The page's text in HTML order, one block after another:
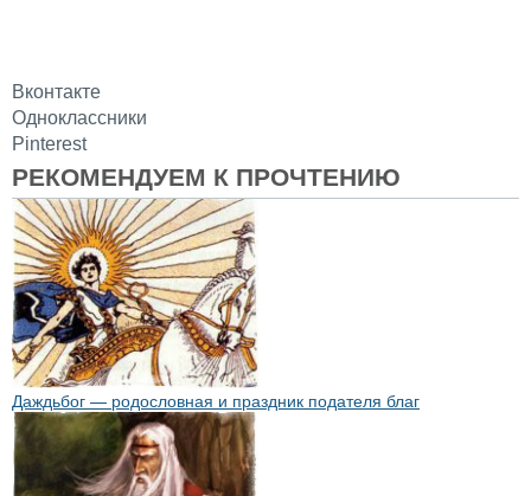
Вконтакте
Одноклассники
Pinterest
РЕКОМЕНДУЕМ К ПРОЧТЕНИЮ
Даждьбог — родословная и праздник подателя благ